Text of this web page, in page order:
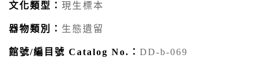
文化類型： 現生標本
器物類別： 生態遺留
館號/編目號 Catalog No.： DD-b-069